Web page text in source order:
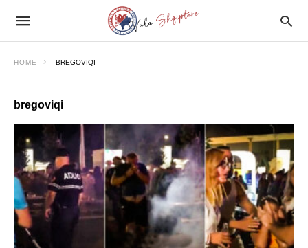
HOME BREGOVIQI
bregoviqi